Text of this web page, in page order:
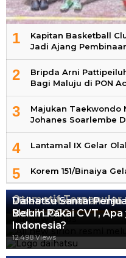
1
Kapitan Basketball
Jadi Ajang
2
Bripda Arni
Bagi Maluju di PON
3
Majukan Taekwondo
Johanes Soarlembe
4 Lantamal IX Gelar
5 Korem 151/Binaiya
Otomotif Terpopuler
Video Kelemahan
13.424 Views
Daihatsu Santai
Mobil LCGC
12.559 Views
Belum Pakai CVT,
Indonesia?
12.498 Views